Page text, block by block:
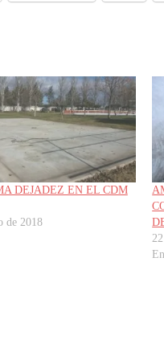
DEJADEZ EN EL CDM
de 2018